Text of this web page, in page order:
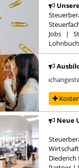
Jobs |
Neue